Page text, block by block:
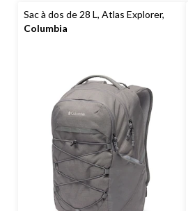
Sac à dos de 28 L, Atlas Explorer,
Columbia